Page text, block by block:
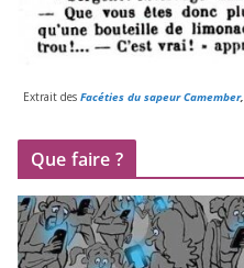
Extrait desFacéties du sapeur Camember,
Que faire ?